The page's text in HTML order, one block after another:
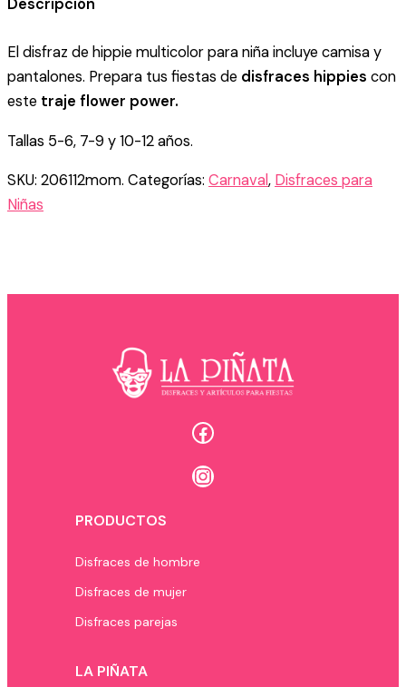
MULTICOLOR
cantidad
Descripción
El disfraz de hippie multicolor para niña incluye camisa y
pantalones. Prepara tus fiestas de disfraces hippies con
este traje flower power.
Tallas 5-6, 7-9 y 10-12 años.
SKU: 206112mom. Categorías: Carnaval, Disfraces para
Niñas
Facebook
Instagram
PRODUCTOS
Disfraces de hombre
Disfraces de mujer
Disfraces parejas
LA PIÑATA